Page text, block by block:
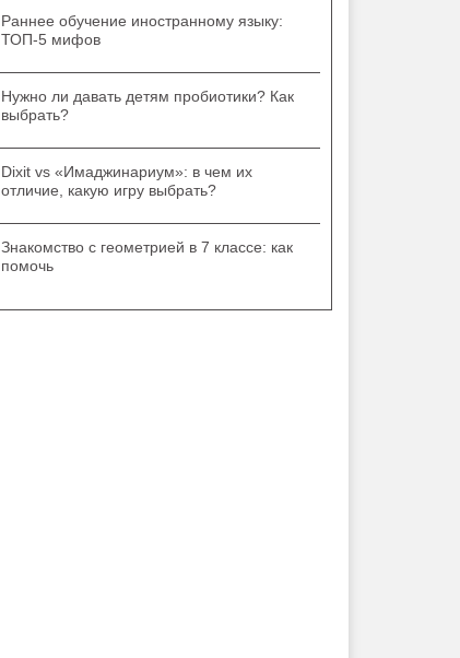
Раннее обучение иностранному языку:
ТОП-5 мифов
Нужно ли давать детям пробиотики? Как
выбрать?
Dixit vs «Имаджинариум»: в чем их
отличие, какую игру выбрать?
Знакомство с геометрией в 7 классе: как
помочь